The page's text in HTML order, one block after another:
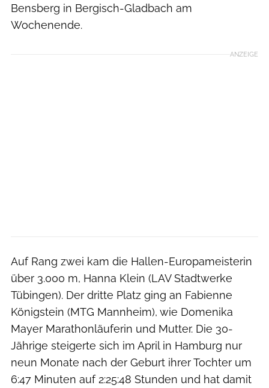
Bensberg in Bergisch-Gladbach am
Wochenende.
ANZEIGE
Auf Rang zwei kam die Hallen-Europameisterin
über 3.000 m, Hanna Klein (LAV Stadtwerke
Tübingen). Der dritte Platz ging an Fabienne
Königstein (MTG Mannheim), wie Domenika
Mayer Marathonläuferin und Mutter. Die 30-
Jährige steigerte sich im April in Hamburg nur
neun Monate nach der Geburt ihrer Tochter um
6:47 Minuten auf 2:25:48 Stunden und hat damit